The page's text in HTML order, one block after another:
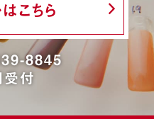
こちら
8845
付